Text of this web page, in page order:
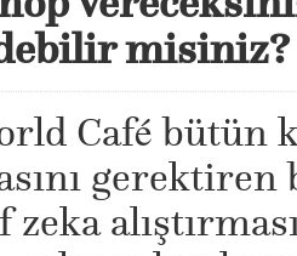
misiniz?
Café bütün